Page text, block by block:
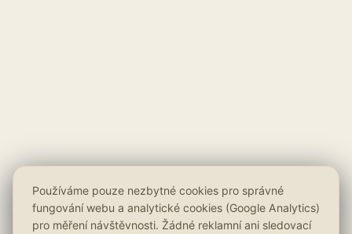
Používáme pouze nezbytné cookies pro správné
fungování webu a analytické cookies (Google Analytics)
pro měření návštěvnosti. Žádné reklamní ani sledovací